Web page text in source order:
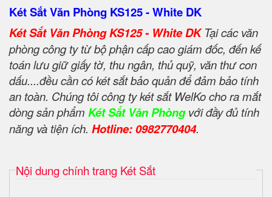
Két Sắt Văn Phòng KS125 - White DK
Két Sắt Văn Phòng KS125 - White DKTại các văn
phòng công ty từ bộ phận cấp cao giám đốc, đến kế
toán lưu giữ giấy tờ, thu ngân, thủ quỹ, văn thư con
dấu....đều cần có két sắt bảo quản để đảm bảo tính
an toàn. Chúng tôi công ty két sắt WelKo cho ra mắt
dòng sản phẩm Két Sắt Văn Phòngvới đầy đủ tính
năng và tiện ích. Hotline: 0982770404.
Nội dung chính trang Két Sắt